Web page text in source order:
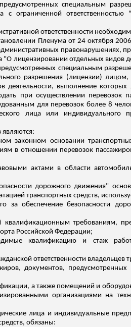
специальным
ограниченной ответственностью
ответственности
Пленума от 24 октября
правонарушениях,
"О лицензировании отдельных видов
специальным
разрешения (лицензии)
выполнение которых
при осуществлении перевозок
для перевозок более 8
лица или индивидуального
законном основании
в отношении перевозок
актами в области
дорожного движения"
транспортных средств,
за обеспечение безопасности
квалификационным требованиям,
Российской Федерации;
квалификацию и стаж
ответственности владельцев
документов,
а также помещений и
организациями на
лица и индивидуальные
обязаны: